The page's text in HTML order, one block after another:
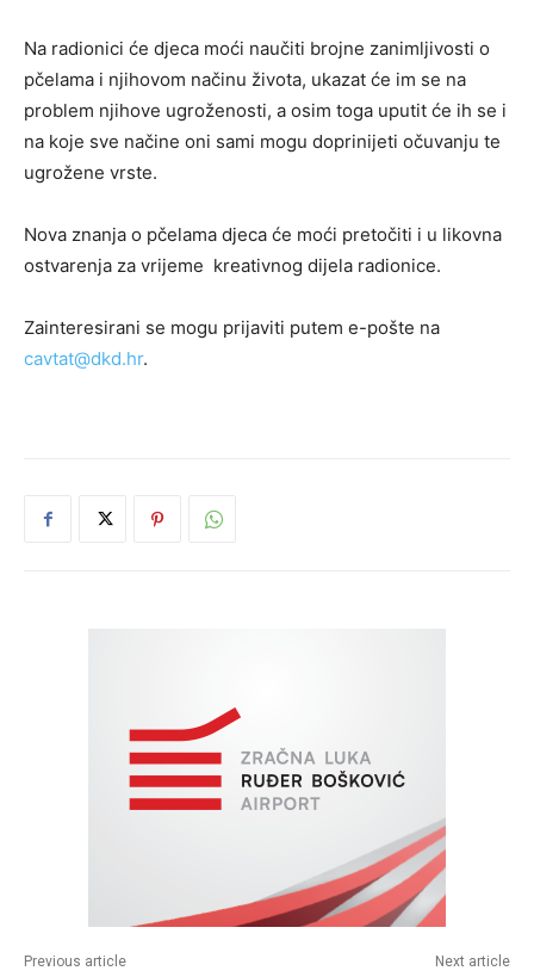
Na radionici će djeca moći naučiti brojne zanimljivosti o
pčelama i njihovom načinu života, ukazat će im se na
problem njihove ugroženosti, a osim toga uputit će ih se i
na koje sve načine oni sami mogu doprinijeti očuvanju te
ugrožene vrste.
Nova znanja o pčelama djeca će moći pretočiti i u likovna
ostvarenja za vrijeme kreativnog dijela radionice.
Zainteresirani se mogu prijaviti putem e-pošte na
cavtat@dkd.hr.
Previous article Next article